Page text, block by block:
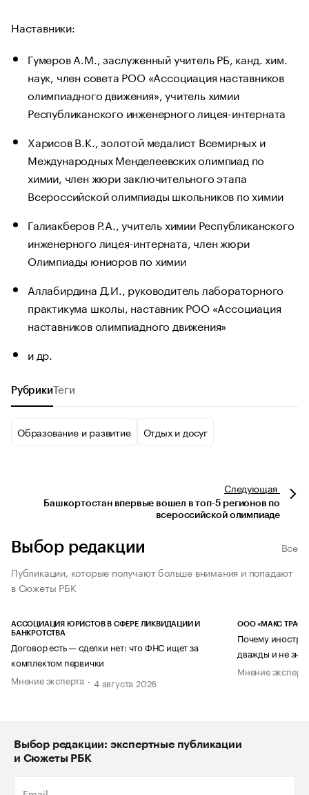
Наставники:
Гумеров А.М., заслуженный учитель РБ, канд. хим.
наук, член совета РОО «Ассоциация наставников
олимпиадного движения», учитель химии
Республиканского инженерного лицея-интерната
Харисов В.К., золотой медалист Всемирных и
Международных Менделеевских олимпиад по
химии, член жюри заключительного этапа
Всероссийской олимпиады школьников по химии
Галиакберов Р.А., учитель химии Республиканского
инженерного лицея-интерната, член жюри
Олимпиады юниоров по химии
Аллабирдина Д.И., руководитель лабораторного
практикума школы, наставник РОО «Ассоциация
наставников олимпиадного движения»
и др.
Рубрики Теги
Образование и развитие Отдых и досуг
Следующая
Башкортостан впервые вошел в топ-5 регионов по
всероссийской олимпиаде
Выбор редакции
Все
Публикации, которые получают больше внимания и попадают
в Сюжеты РБК
АССОЦИАЦИЯ ЮРИСТОВ В СФЕРЕ ЛИКВИДАЦИИ И
БАНКРОТСТВА
Договор есть — сделки нет: что ФНС ищет за
комплектом первички
Мнение эксперта
4 августа 2026
ООО «МАКС ТРАСТ»
Почему
дважды и не
Мнение
Выбор редакции: экспертные публикации
и Сюжеты РБК